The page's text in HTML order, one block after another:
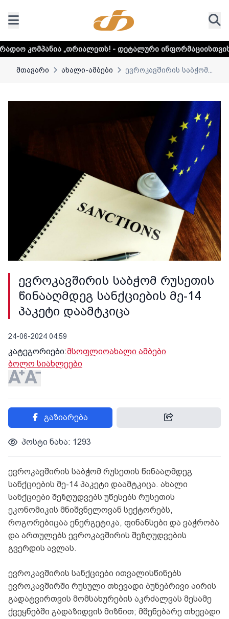
- დეტალური ინფორმაციისთვის დააკლიკეთ
მთავარი ახალი-ამბები ევროკავშირის საბჭომ...
ევროკავშირის საბჭომ რუსეთის
წინააღმდეგ სანქციების მე-14
პაკეტი დაამტკიცა
24-06-2024 04:59
კატეგორიები:მსოფლიოახალი ამბები
ბოლო სიახლეები
გაზიარება
პოსტი ნახა: 1293
ევროკავშირის საბჭომ რუსეთის წინააღმდეგ
სანქციების მე-14 პაკეტი დაამტკიცა. ახალი
სანქციები შეზღუდვებს უწესებს რუსეთის
ეკონომიკის მნიშვნელოვან სექტორებს,
როგორებიცაა ენერგეტიკა, ფინანსები და ვაჭრობა
და ართულებს ევროკავშირის შეზღუდვების
გვერდის ავლას.
ევროკავშირის სანქციები ითვალისწინებს
ევროკავშირში რუსული თხევადი ბუნებრივი აირის
გადატვირთვის მომსახურების აკრძალვას მესამე
ქვეყნებში გადაზიდვის მიზნით; მშენებარე თხევადი